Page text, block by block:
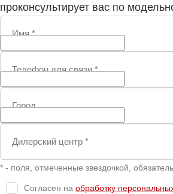
проконсультирует вас по
Имя*
Телефон для связи*
Город
Дилерский центр *
* - поля, отмеченные звездочкой,
Согласен на обработку